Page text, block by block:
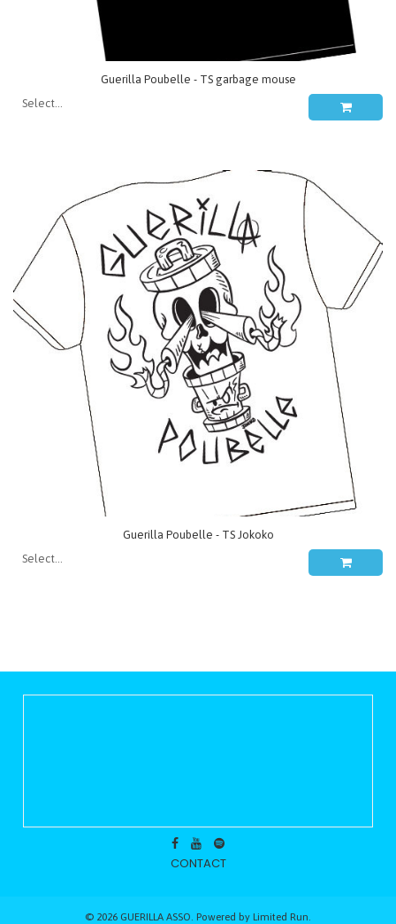
Guerilla Poubelle - TS garbage mouse
Guerilla Poubelle - TS Jokoko
CONTACT
© 2026 GUERILLA ASSO. Powered by Limited Run